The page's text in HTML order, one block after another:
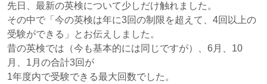
先日、最新の英検について少しだけ触れました。
その中で「今の英検は年に3回の制限を超えて、4回以上の
受験ができる」とお伝えしました。
昔の英検では（今も基本的には同じですが）、6月、10
月、1月の合計3回が
1年度内で受験できる最大回数でした。